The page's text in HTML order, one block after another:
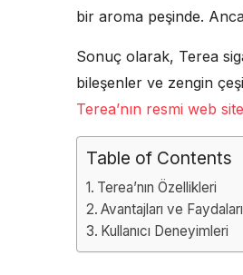
bir aroma peşinde.
Sonuç olarak, Terea
bileşenler ve zengin
Terea’nın resmi web
Table of Contents
Terea’nın Özellikleri
Avantajları ve Faydaları
Kullanıcı Deneyimleri